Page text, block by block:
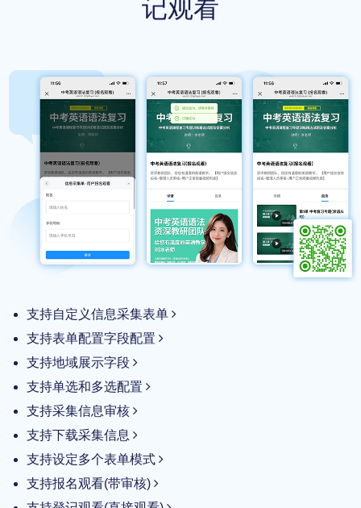
记观看
支持自定义信息采集表单
支持表单配置字段配置
支持地域展示字段
支持单选和多选配置
支持采集信息审核
支持下载采集信息
支持设定多个表单模式
支持报名观看(带审核)